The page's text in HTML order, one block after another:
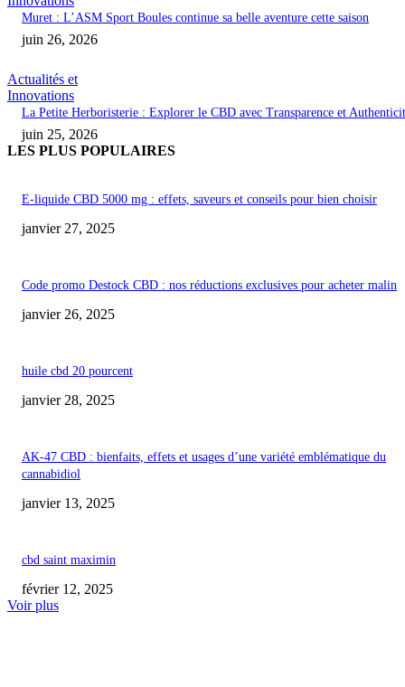
Muret : L’ASM Sport Boules continue sa belle aventure cette saison
juin 26, 2026
Actualités et
Innovations
La Petite Herboristerie : Explorer le CBD avec Transparence et
juin 25, 2026
LES PLUS POPULAIRES
E-liquide CBD 5000 mg : effets, saveurs et conseils pour bien choisir
janvier 27, 2025
Code promo Destock CBD : nos réductions exclusives pour acheter malin
janvier 26, 2025
huile cbd 20 pourcent
janvier 28, 2025
AK-47 CBD : bienfaits, effets et usages d’une variété emblématique du
cannabidiol
janvier 13, 2025
cbd saint maximin
février 12, 2025
Voir plus